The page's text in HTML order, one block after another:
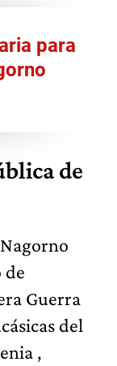
para
de
de
Guerra
del
,